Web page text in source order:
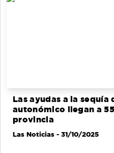
Las ayudas a la sequía
autonómico llegan a
provincia
Las Noticias - 31/10/2025